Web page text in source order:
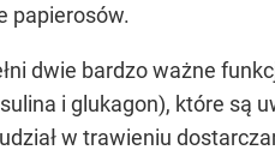
papierosów.
dwie bardzo ważne
i glukagon), które są
w trawieniu